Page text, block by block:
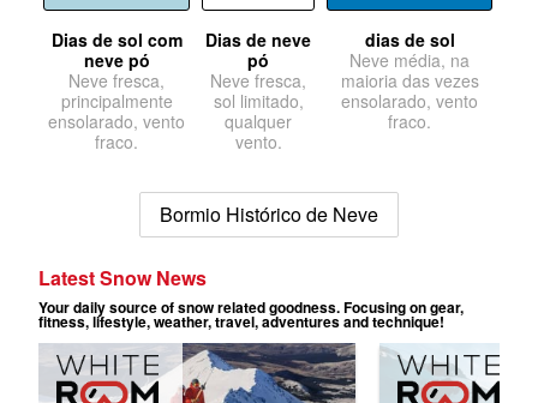
Dias de sol com
neve pó
Neve fresca,
principalmente
ensolarado, vento
fraco.
Dias de neve
pó
Neve fresca,
sol limitado,
qualquer
vento.
dias de sol
Neve média, na
maioria das vezes
ensolarado, vento
fraco.
Bormio Histórico de Neve